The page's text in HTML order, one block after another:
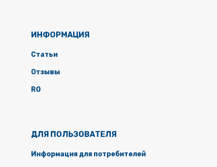
ИНФОРМАЦИЯ
Статьи
Отзывы
RO
ДЛЯ ПОЛЬЗОВАТЕЛЯ
Информация для потребителей